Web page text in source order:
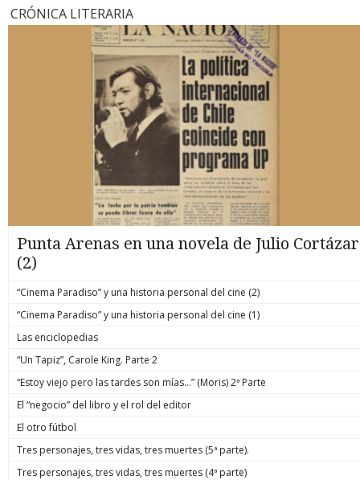
CRÓNICA LITERARIA
Punta Arenas en una novela de Julio Cortázar
(2)
“Cinema Paradiso” y una historia personal del cine (2)
“Cinema Paradiso” y una historia personal del cine (1)
Las enciclopedias
“Un Tapiz”, Carole King. Parte 2
“Estoy viejo pero las tardes son mías…” (Moris) 2ª Parte
El “negocio” del libro y el rol del editor
El otro fútbol
Tres personajes, tres vidas, tres muertes (5ª parte).
Tres personajes, tres vidas, tres muertes (4ª parte)